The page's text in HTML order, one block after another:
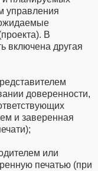
управления
В
включена другая
доверенности,
и заверенная
или
печатью (при